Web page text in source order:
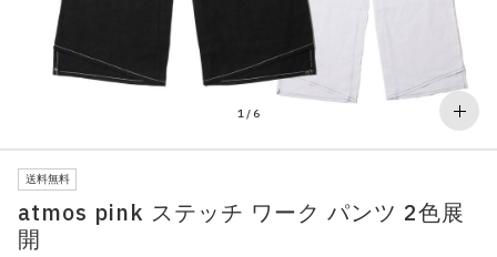
アディダス ピックアップ
ライフスタイルランニング
その他
すべてのウェア
すべてのバッグ
アディダス ピックアップ
ライフスタイルランニング
アンダーウェア
水着
すべてのウェア
すべてのバッグ
1 /6
送料無料
atmos pink ステッチ ワーク パンツ 2色展
開